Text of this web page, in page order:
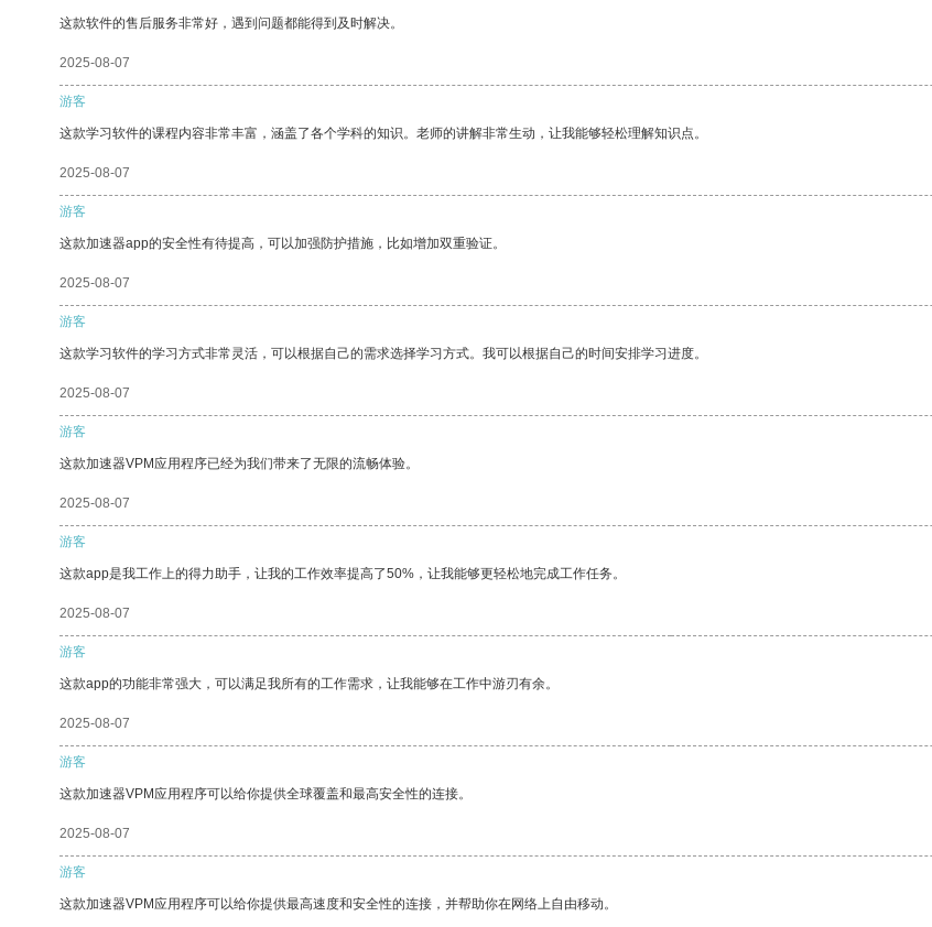
这款软件的售后服务非常好，遇到问题都能得到及时解决。
2025-08-07
游客
这款学习软件的课程内容非常丰富，涵盖了各个学科的知识。老师的讲解非常生动，让我能够轻松理解知识点。
2025-08-07
游客
这款加速器app的安全性有待提高，可以加强防护措施，比如增加双重验证。
2025-08-07
游客
这款学习软件的学习方式非常灵活，可以根据自己的需求选择学习方式。我可以根据自己的时间安排学习进度。
2025-08-07
游客
这款加速器VPM应用程序已经为我们带来了无限的流畅体验。
2025-08-07
游客
这款app是我工作上的得力助手，让我的工作效率提高了50%，让我能够更轻松地完成工作任务。
2025-08-07
游客
这款app的功能非常强大，可以满足我所有的工作需求，让我能够在工作中游刃有余。
2025-08-07
游客
这款加速器VPM应用程序可以给你提供全球覆盖和最高安全性的连接。
2025-08-07
游客
这款加速器VPM应用程序可以给你提供最高速度和安全性的连接，并帮助你在网络上自由移动。